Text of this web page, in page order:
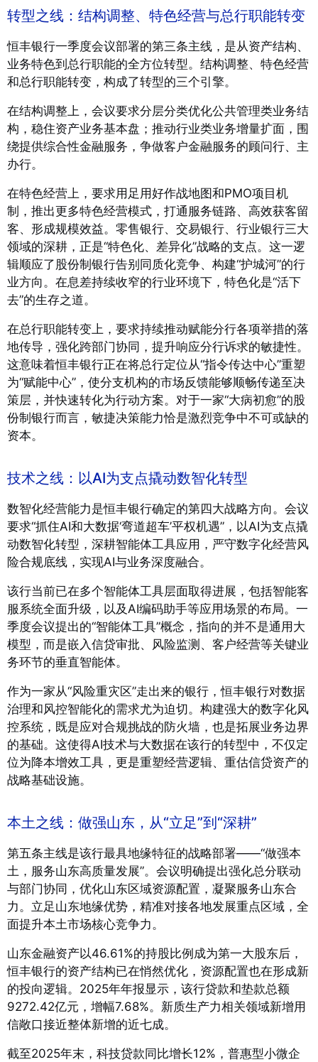
转型之线：结构调整、特色经营与总行职能转变
恒丰银行一季度会议部署的第三条主线，是从资产结构、
业务特色到总行职能的全方位转型。结构调整、特色经营
和总行职能转变，构成了转型的三个引擎。
在结构调整上，会议要求分层分类优化公共管理类业务结
构，稳住资产业务基本盘；推动行业类业务增量扩面，围
绕提供综合性金融服务，争做客户金融服务的顾问行、主
办行。
在特色经营上，要求用足用好作战地图和PMO项目机
制，推出更多特色经营模式，打通服务链路、高效获客留
客、形成规模效益。零售银行、交易银行、行业银行三大
领域的深耕，正是“特色化、差异化”战略的支点。这一逻
辑顺应了股份制银行告别同质化竞争、构建“护城河”的行
业方向。在息差持续收窄的行业环境下，特色化是“活下
去”的生存之道。
在总行职能转变上，要求持续推动赋能分行各项举措的落
地传导，强化跨部门协同，提升响应分行诉求的敏捷性。
这意味着恒丰银行正在将总行定位从“指令传达中心”重塑
为“赋能中心”，使分支机构的市场反馈能够顺畅传递至决
策层，并快速转化为行动方案。对于一家“大病初愈”的股
份制银行而言，敏捷决策能力恰是激烈竞争中不可或缺的
资本。
技术之线：以AI为支点撬动数智化转型
数智化经营能力是恒丰银行确定的第四大战略方向。会议
要求“抓住AI和大数据‘弯道超车’平权机遇”，以AI为支点撬
动数智化转型，深耕智能体工具应用，严守数字化经营风
险合规底线，实现AI与业务深度融合。
该行当前已在多个智能体工具层面取得进展，包括智能客
服系统全面升级，以及AI编码助手等应用场景的布局。一
季度会议提出的“智能体工具”概念，指向的并不是通用大
模型，而是嵌入信贷审批、风险监测、客户经营等关键业
务环节的垂直智能体。
作为一家从“风险重灾区”走出来的银行，恒丰银行对数据
治理和风控智能化的需求尤为迫切。构建强大的数字化风
控系统，既是应对合规挑战的防火墙，也是拓展业务边界
的基础。这使得AI技术与大数据在该行的转型中，不仅定
位为降本增效工具，更是重塑经营逻辑、重估信贷资产的
战略基础设施。
本土之线：做强山东，从“立足”到“深耕”
第五条主线是该行最具地缘特征的战略部署——“做强本
土，服务山东高质量发展”。会议明确提出强化总分联动
与部门协同，优化山东区域资源配置，凝聚服务山东合
力。立足山东地缘优势，精准对接各地发展重点区域，全
面提升本土市场核心竞争力。
山东金融资产以46.61%的持股比例成为第一大股东后，
恒丰银行的资产结构已在悄然优化，资源配置也在形成新
的投向逻辑。2025年年报显示，该行贷款和垫款总额
9272.42亿元，增幅7.68%。新质生产力相关领域新增用
信敞口接近整体新增的近七成。
截至2025年末，科技贷款同比增长12%，普惠型小微企